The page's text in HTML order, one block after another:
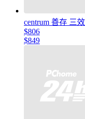
centrum 善存 三
$806
$849